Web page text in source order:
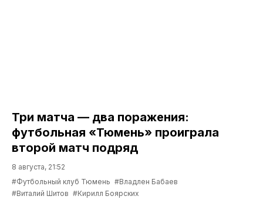
Три матча — два поражения:
футбольная «Тюмень» проиграла
второй матч подряд
8 августа, 21:52
#Футбольный клуб Тюмень #Владлен Бабаев
#Виталий Шитов #Кирилл Боярских